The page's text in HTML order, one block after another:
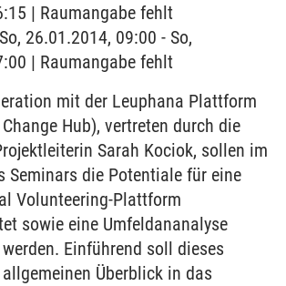
| Raumangabe fehlt
26.01.2014, 09:00 - So,
| Raumangabe fehlt
mit der Leuphana Plattform
Hub), vertreten durch die
Sarah Kociok, sollen im
Seminars die Potentiale für eine
Volunteering-Plattform
sowie eine Umfeldananalyse
Einführend soll dieses
Überblick in das